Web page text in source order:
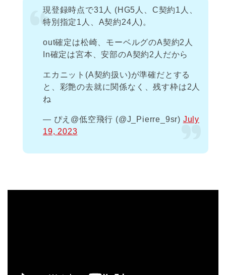
現登録時点で31人 (HG5人、C契約1人、
特別指定1人、A契約24人)。
out確定は松崎、モーベルグのA契約2人
In確定は宮本、安部のA契約2人だから
エカニット(A契約扱い)が準確だとする
と、彩艶の去就に関係なく、残す枠は2人
ね
— ぴえ@低空飛行 (@J_Pierre_9sr) July
19, 2023